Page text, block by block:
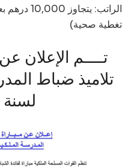
الراتب:
تغطية صحية)
تــــم الإعلان
تلاميذ ضباط
لسنة 2026